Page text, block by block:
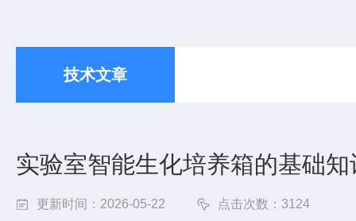
技术文章
实验室智能生化培养箱的基础
更新时间：2026-05-22 点击次数：3124